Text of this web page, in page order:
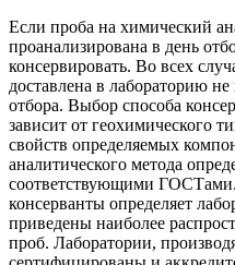
Если проба на химический
проанализирована в день
консервировать. Во всех
доставлена в лабораторию
отбора. Выбор способа
зависит от геохимического
свойств определяемых
аналитического метода
соответствующими
консерванты определяет
приведены наиболее
проб. Лаборатории,